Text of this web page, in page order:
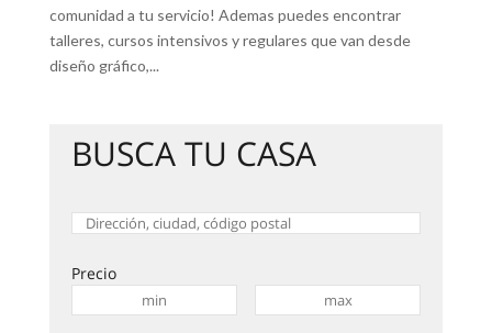
comunidad a tu servicio! Ademas puedes encontrar
talleres, cursos intensivos y regulares que van desde
diseño gráfico,...
BUSCA TU CASA
Precio